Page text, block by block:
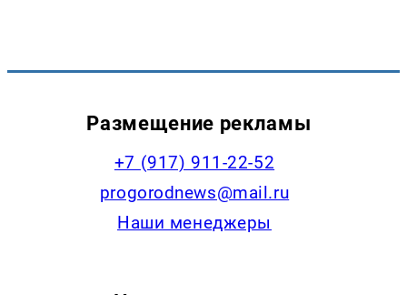
Размещение рекламы
+7 (917) 911-22-52
progorodnews@mail.ru
Наши менеджеры